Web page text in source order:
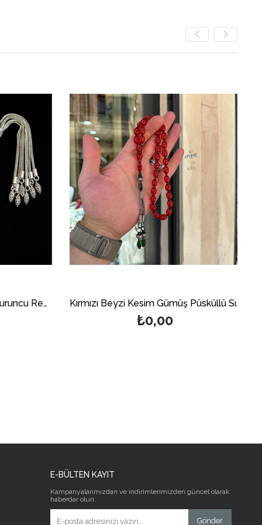
925 Ayar Gümüş Püsküllü Turuncu Renk Sıkma Kehribar Tesbih Kırmızı Beyzi Kesim Gümüş Püsküllü Sıkma Kehribar Tesbih
₺0,00
E-BÜLTEN KAYIT
Kampanyalarımızdan ve indirimlerimizden güncel olarak
haberdar olun.
Gönder